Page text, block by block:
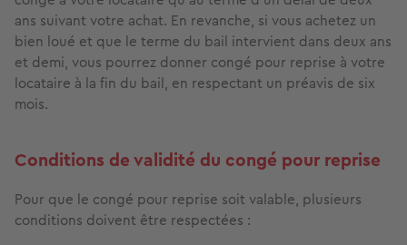
ans suivant votre achat. En revanche, si vous achetez un
bien loué et que le terme du bail intervient dans deux ans
et demi, vous pourrez donner congé pour reprise à votre
locataire à la fin du bail, en respectant un préavis de six
mois.
Conditions de validité du congé pour reprise
Pour que le congé pour reprise soit valable, plusieurs
conditions doivent être respectées :